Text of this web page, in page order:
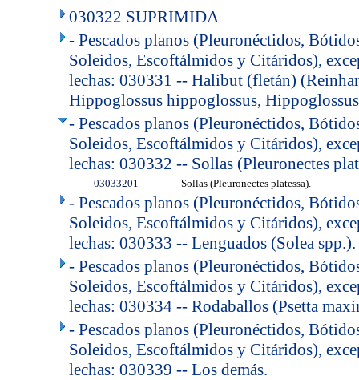
030322 SUPRIMIDA
- Pescados planos (Pleuronéctidos,
Soleidos, Escoftálmidos y Citáridos),
lechas: 030331 -- Halibut (fletán)
Hippoglossus hippoglossus,
- Pescados planos (Pleuronéctidos,
Soleidos, Escoftálmidos y Citáridos),
lechas: 030332 -- Sollas (Pleuronectes
03033201 Sollas (Pleuronectes platessa).
- Pescados planos (Pleuronéctidos,
Soleidos, Escoftálmidos y Citáridos),
lechas: 030333 -- Lenguados (Solea spp.).
- Pescados planos (Pleuronéctidos,
Soleidos, Escoftálmidos y Citáridos),
lechas: 030334 -- Rodaballos (Psetta
- Pescados planos (Pleuronéctidos,
Soleidos, Escoftálmidos y Citáridos),
lechas: 030339 -- Los demás.